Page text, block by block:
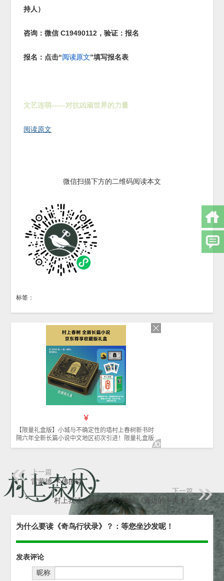
持人）
咨询：微信 C19490112 ，验证：报名
报名：点击“阅读原文”填写报名表
文艺连萌——对抗凶顽世界的力量
阅读原文
微信扫描下方的二维码阅读本文
标签：
上一篇
雷蒙德·卡佛的诗
下一篇
村上我读 | 那个夏天，阅读《海边的卡夫卡》
为什么要读《奇鸟行状录》？：等您坐沙发呢！
发表评论
昵称